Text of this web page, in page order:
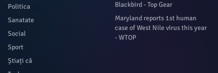
Politica
Sanatate
Social
Sport
Știați că
Blackbird - Top Gear
Maryland reports 1st human
case of West Nile virus this year
- WTOP